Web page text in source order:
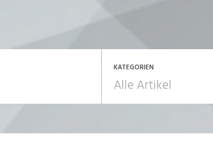
KATEGORIEN
Arbeitsalltag